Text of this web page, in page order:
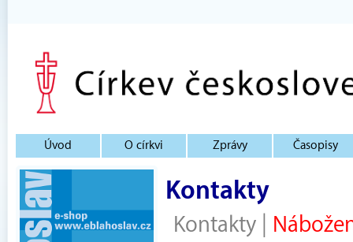
Úvod O církvi Zprávy Časopisy
Kontakty
Kontakty